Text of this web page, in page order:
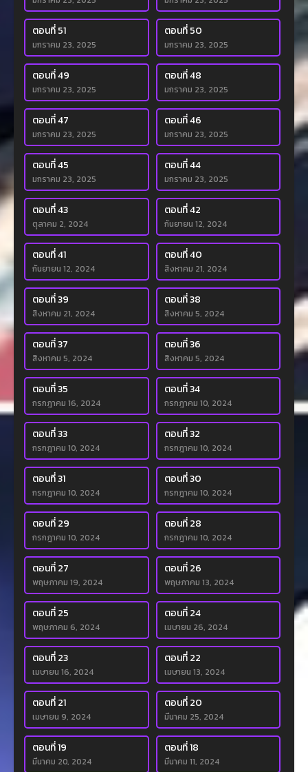
ตอนที่ 51
มกราคม 23, 2025
ตอนที่ 50
มกราคม 23, 2025
ตอนที่ 49
มกราคม 23, 2025
ตอนที่ 48
มกราคม 23, 2025
ตอนที่ 47
มกราคม 23, 2025
ตอนที่ 46
มกราคม 23, 2025
ตอนที่ 45
มกราคม 23, 2025
ตอนที่ 44
มกราคม 23, 2025
ตอนที่ 43
ตุลาคม 2, 2024
ตอนที่ 42
กันยายน 12, 2024
ตอนที่ 41
กันยายน 12, 2024
ตอนที่ 40
สิงหาคม 21, 2024
ตอนที่ 39
สิงหาคม 21, 2024
ตอนที่ 38
สิงหาคม 5, 2024
ตอนที่ 37
สิงหาคม 5, 2024
ตอนที่ 36
สิงหาคม 5, 2024
ตอนที่ 35
กรกฎาคม 16, 2024
ตอนที่ 34
กรกฎาคม 10, 2024
ตอนที่ 33
กรกฎาคม 10, 2024
ตอนที่ 32
กรกฎาคม 10, 2024
ตอนที่ 31
กรกฎาคม 10, 2024
ตอนที่ 30
กรกฎาคม 10, 2024
ตอนที่ 29
กรกฎาคม 10, 2024
ตอนที่ 28
กรกฎาคม 10, 2024
ตอนที่ 27
พฤษภาคม 19, 2024
ตอนที่ 26
พฤษภาคม 13, 2024
ตอนที่ 25
พฤษภาคม 6, 2024
ตอนที่ 24
เมษายน 26, 2024
ตอนที่ 23
เมษายน 16, 2024
ตอนที่ 22
เมษายน 13, 2024
ตอนที่ 21
เมษายน 9, 2024
ตอนที่ 20
มีนาคม 25, 2024
ตอนที่ 19
มีนาคม 20, 2024
ตอนที่ 18
มีนาคม 11, 2024